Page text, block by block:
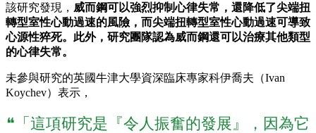
該研究發現， 威而鋼可以強烈抑制心律失常，還降低了尖端扭
轉型室性心動過速的風險，而尖端扭轉型室性心動過速可導致
心源性猝死。此外，研究團隊認為威而鋼還可以治療其他類型
的心律失常。
未參與研究的英國牛津大學資深臨床專家科伊喬夫（Ivan
Koychev）表示，
❝「這項研究是『令人振奮的發展』，因為它